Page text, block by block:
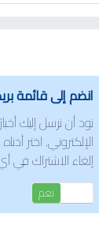
انضم إلى قائمة
نود أن نرسل إليك
الإلكتروني. اختر
إلغاء الاشتراك في
نعم